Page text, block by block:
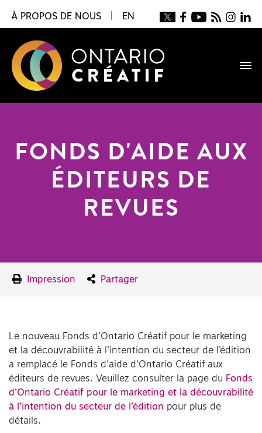
À PROPOS DE NOUS EN
FONDS D'AIDE AUX
ÉDITEURS DE
REVUES
Impression Partager
Le nouveau Fonds d’Ontario Créatif pour le marketing
et la découvrabilité à l’intention du secteur de l’édition
a remplacé le Fonds d'aide d'Ontario Créatif aux
éditeurs de revues. Veuillez consulter la page du Fonds
d’Ontario Créatif pour le marketing et la découvrabilité
à l’intention du secteur de l’édition pour plus de
détails.